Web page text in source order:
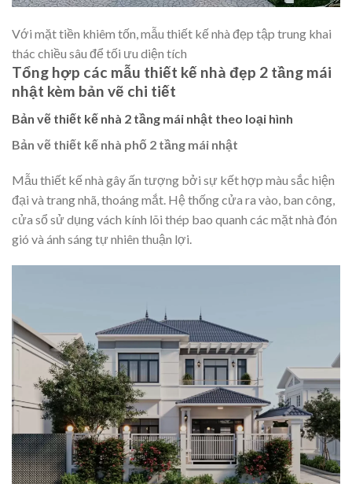
Với mặt tiền khiêm tốn, mẫu thiết kế nhà đẹp tập trung khai
thác chiều sâu để tối ưu diện tích
Tổng hợp các mẫu thiết kế nhà đẹp 2 tầng mái
nhật kèm bản vẽ chi tiết
Bản vẽ thiết kế nhà 2 tầng mái nhật theo loại hình
Bản vẽ thiết kế nhà phố 2 tầng mái nhật
Mẫu thiết kế nhà gây ấn tượng bởi sự kết hợp màu sắc hiện
đại và trang nhã, thoáng mắt. Hệ thống cửa ra vào, ban công,
cửa sổ sử dụng vách kính lõi thép bao quanh các mặt nhà đón
gió và ánh sáng tự nhiên thuận lợi.